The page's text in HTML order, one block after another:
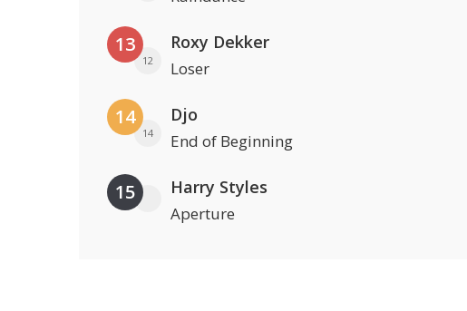
13
12
Roxy Dekker
Loser
14
14
Djo
End of Beginning
15 Harry Styles
Aperture